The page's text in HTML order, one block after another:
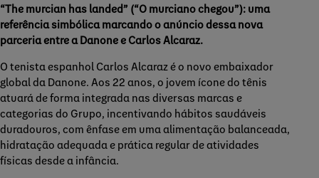
“The murcian has landed” (“O murciano chegou”): uma
referência simbólica marcando o anúncio dessa nova
parceria entre a Danone e Carlos Alcaraz.
O tenista espanhol Carlos Alcaraz é o novo embaixador
global da Danone. Aos 22 anos, o jovem ícone do tênis
atuará de forma integrada nas diversas marcas e
categorias do Grupo, incentivando hábitos saudáveis
duradouros, com ênfase em uma alimentação balanceada,
hidratação adequada e prática regular de atividades
físicas desde a infância.